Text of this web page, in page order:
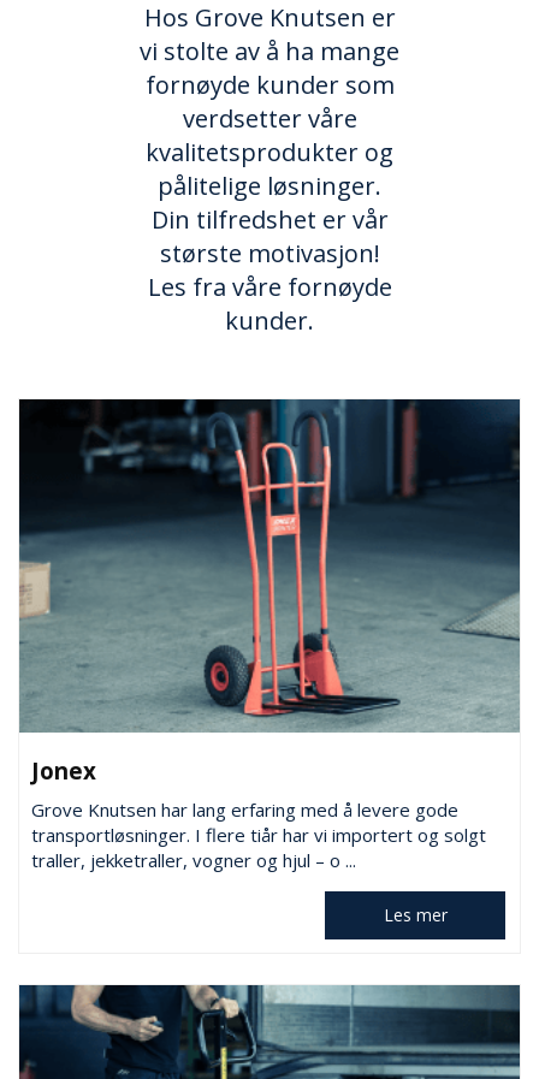
Hos Grove Knutsen er
vi stolte av å ha mange
fornøyde kunder som
verdsetter våre
kvalitetsprodukter og
pålitelige løsninger.
Din tilfredshet er vår
største motivasjon!
Les fra våre fornøyde
kunder.
Jonex
Grove Knutsen har lang erfaring med å levere gode
transportløsninger. I flere tiår har vi importert og solgt
traller, jekketraller, vogner og hjul – o ...
Les mer